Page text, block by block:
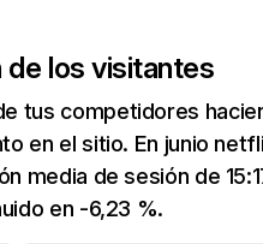
los visitantes
tus competidores
en el sitio. En junio
media de sesión de
en -6,23 %.